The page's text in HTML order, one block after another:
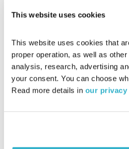
This website uses cookies
This website uses cookies that
proper operation, as well as
analysis, research, advertising
your consent. You can choose
Read more details in our privacy